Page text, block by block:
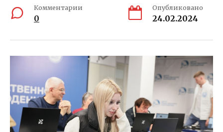
Комментарии
0
Опубликовано
24.02.2024